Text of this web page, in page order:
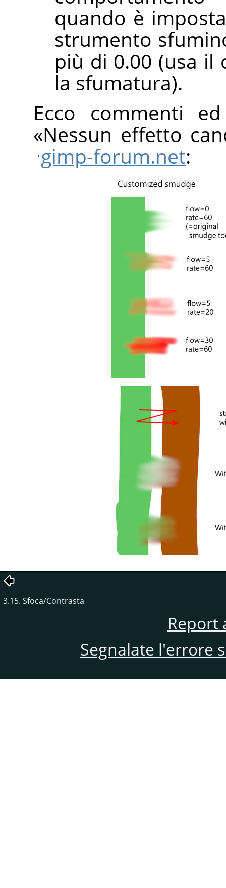
quando è
strumento
più di 0.00 (usa
la sfumatura).
Ecco commenti
«Nessun effetto
gimp-forum.net:
3.15. Sfoca/Contrasta
Report
Segnalate l'errore